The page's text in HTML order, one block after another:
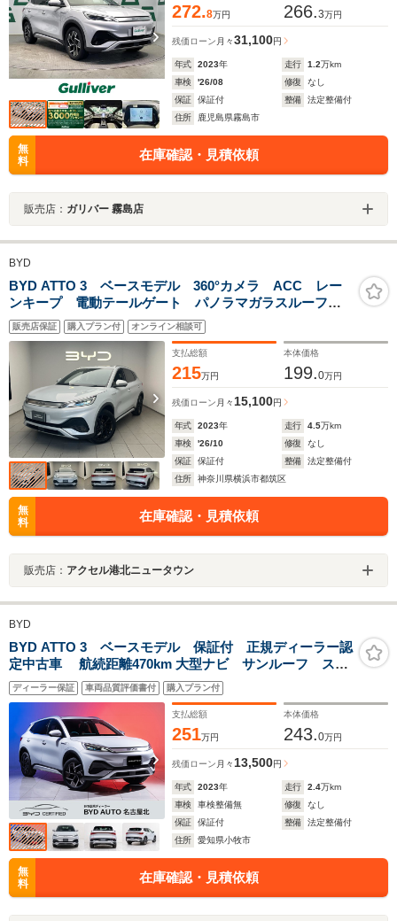
272.8万円 266.3万円
残価ローン 月々31,100円
年式 2023年 走行 1.2万km
車検
'26/08 修復
なし
保証
保証付 整備
法定整備付
住所
鹿児島県霧島市
無
料
在庫確認・見積依頼
販売店： ガリバー 霧島店
BYD
BYD ATTO 3 ベースモデル 360°カメラ ACC レー
ンキープ 電動テールゲート パノラマガラスルーフ
回転ディスプレイ 前席シートヒーター 18インチア
ルミホイール LEDヘッドライト スマートキー標準装
販売店保証 購入プラン付 オンライン相談可
支払総額
215万円
本体価格
199.0万円
残価ローン 月々 15,100円
年式 2023年 走行 4.5万km
車検
'26/10 修復
なし
保証
保証付 整備
法定整備付
住所
神奈川県横浜市都筑区
無
料
在庫確認・見積依頼
販売店： アクセル港北ニュータウン
BYD
BYD ATTO 3 ベースモデル 保証付 正規ディーラー認
定中古車 航続距離470km 大型ナビ サンルーフ スマ
ートフォン連携機能 アダプティブクルーズコントロー
ル レーンキープアシスト 360カメラ 衝突被害軽減ブ
レーキ 事故自動通報装置
ディーラー保証 車両品質評価書付 購入プラン付
支払総額
251万円
本体価格
243.0万円
残価ローン 月々 13,500円
年式 2023年 走行 2.4万km
車検
車検整備無 修復
なし
保証
保証付 整備
法定整備付
住所
愛知県小牧市
無
料
在庫確認・見積依頼